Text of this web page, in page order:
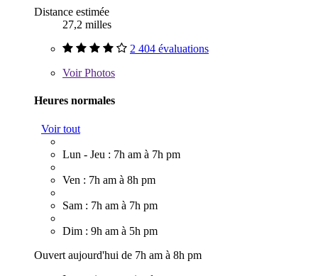
Distance estimée
27,2 milles
2 404 évaluations
VoirPhotos
Heures normales
Voir tout
Lun - Jeu : 7h am à 7h pm
Ven : 7h am à 8h pm
Sam : 7h am à 7h pm
Dim : 9h am à 5h pm
Ouvert aujourd'hui de 7h am à 8h pm